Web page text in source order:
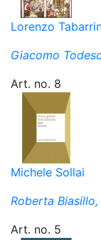
Lorenzo
Giacomo
Art. no. 8
Michele Sollai
Roberta Biasillo,
Art. no. 5